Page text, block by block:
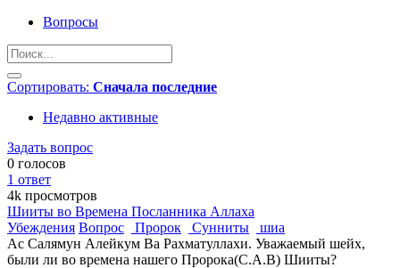
Вопросы
Сортировать: Сначала последние
Недавно активные
Задать вопрос
0 голосов
1 ответ
4k просмотров
Шииты во Времена Посланника Аллаха
Убеждения Вопрос Пророк Сунниты
шиа
Ас Салямун Алейкум Ва Рахматуллахи. Уважаемый шейх,
были ли во времена нашего Пророка(С.А.В) Шииты?